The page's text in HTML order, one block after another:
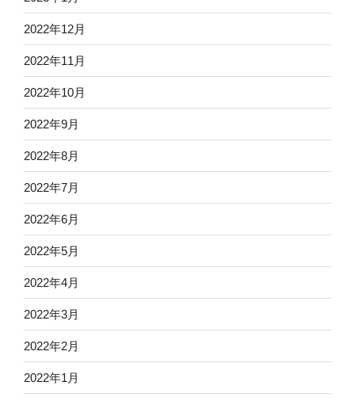
2022年12月
2022年11月
2022年10月
2022年9月
2022年8月
2022年7月
2022年6月
2022年5月
2022年4月
2022年3月
2022年2月
2022年1月